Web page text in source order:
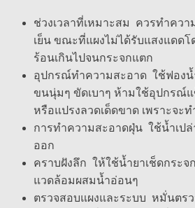
ช่วงเวลาที่เหมาะสม ควรทำควา
เย็น ขณะที่แผงไม่ได้รับแสงแดดโ
ร้อนเกินไปจนกระจกแตก
อุปกรณ์ทำความสะอาด ใช้ฟองน้
ขนนุ่มๆ ขัดเบาๆ ห้ามใช้อุปกรณ์
หรือแปรงลวดเด็ดขาด เพราะจะ
การทำความสะอาดฝุ่น ใช้น้ำเปล่
ออก
คราบฝังลึก ให้ใช้น้ำยาเช็ดกระ
แวดล้อมผสมน้ำอ่อนๆ
ตรวจสอบแผงและระบบ หมั่นตร